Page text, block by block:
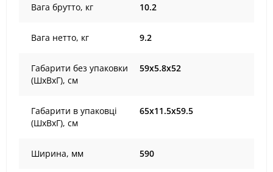
Вага брутто, кг 10.2
Вага нетто, кг 9.2
Габарити без упаковки
(ШxВxГ), cм
59х5.8х52
Габарити в упаковці
(ШxВxГ), cм
65х11.5х59.5
Ширина, мм 590